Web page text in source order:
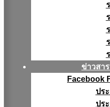
ข่าวสา
Facebook
ปร
ปร